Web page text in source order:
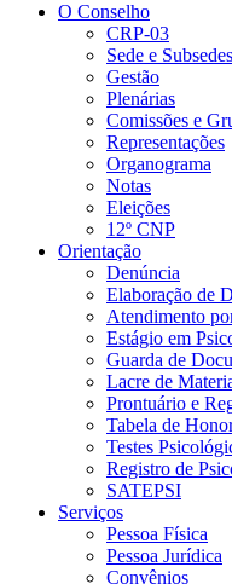
O Conselho
CRP-03
Sede e Subsedes
Gestão
Plenárias
Comissões e
Representações
Organograma
Notas
Eleições
12º CNP
Orientação
Denúncia
Elaboração de
Atendimento
Estágio em
Guarda de
Lacre de
Prontuário e
Tabela de
Testes
Registro de
SATEPSI
Serviços
Pessoa Física
Pessoa Jurídica
Convênios